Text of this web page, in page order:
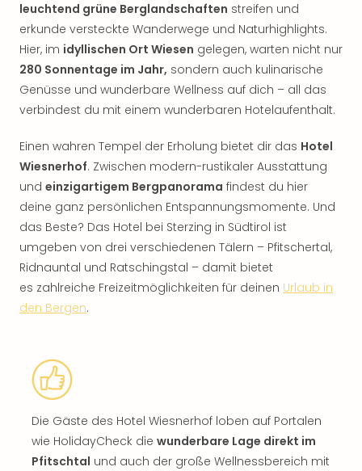
leuchtend grüne Berglandschaften streifen und
erkunde versteckte Wanderwege und Naturhighlights.
Hier, im idyllischen Ort Wiesen gelegen, warten nicht nur
280 Sonnentage im Jahr, sondern auch kulinarische
Genüsse und wunderbare Wellness auf dich – all das
verbindest du mit einem wunderbaren Hotelaufenthalt.
Einen wahren Tempel der Erholung bietet dir das Hotel
Wiesnerhof. Zwischen modern-rustikaler Ausstattung
und einzigartigem Bergpanorama findest du hier
deine ganz persönlichen Entspannungsmomente. Und
das Beste? Das Hotel bei Sterzing in Südtirol ist
umgeben von drei verschiedenen Tälern – Pfitschertal,
Ridnauntal und Ratschingstal – damit bietet
es zahlreiche Freizeitmöglichkeiten für deinen Urlaub in
den Bergen.
Die Gäste des Hotel Wiesnerhof loben auf Portalen
wie HolidayCheck die wunderbare Lage direkt im
Pfitschtal und auch der große Wellnessbereich mit